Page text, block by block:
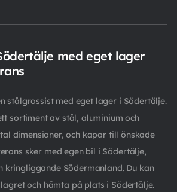
med eget lager
stålgrossist med eget lager i Södertälje.
sortiment av stål, aluminium och
dimensioner, och kapar till önskade
sker med egen bil i Södertälje,
kringliggande Södermanland. Du kan
och hämta på plats i Södertälje.